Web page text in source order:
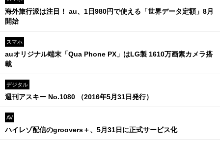
海外旅行派は注目！ au、1日980円で使える「世界データ定額」8月
開始
スマホ
auオリジナル端末「Qua Phone PX」はLG製 1610万画素カメラ搭
載
デジタル
週刊アスキー No.1080 （2016年5月31日発行）
AV
ハイレゾ配信のgroovers＋、5月31日に正式サービス化